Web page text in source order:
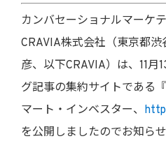
カンバセーショナルマーケ
CRAVIA株式会社（東京都
彦、以下CRAVIA）は、11月
グ記事の集約サイトである
マート・インベスター、
を公開しましたのでお知ら